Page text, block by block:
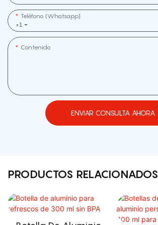
+1
Teléfono (whatsapp]
Contenido
ENVIAR CONSULTA AHORA
PRODUCTOS RELACIONADOS